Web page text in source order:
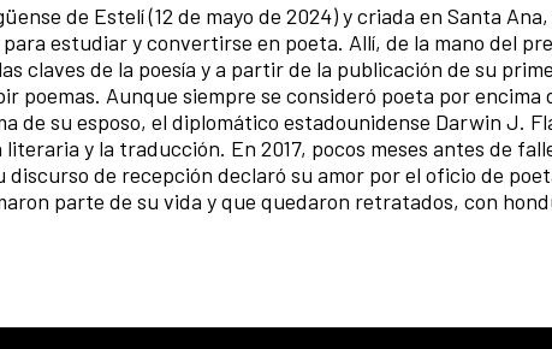
de Estelí (12 de mayo de 2024) y criada en Santa
estudiar y convertirse en poeta. Allí, de la mano del
claves de la poesía y a partir de la publicación de su
poemas. Aunque siempre se consideró poeta por
de su esposo, el diplomático estadounidense Darwin J.
y la traducción. En 2017, pocos meses antes de
discurso de recepción declaró su amor por el oficio de
parte de su vida y que quedaron retratados, con